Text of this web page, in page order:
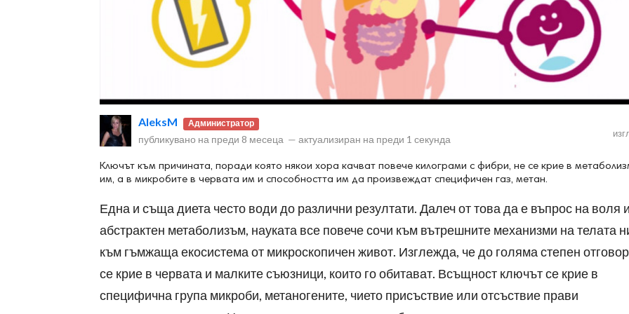
AleksM Администратор
публикувано на преди 8 месеца — актуализиран на преди 1 секунда
Ключът към причината, поради която някои хора качват повече килограми с фибри, не се крие в
им, а в микробите в червата им и способността им да произвеждат специфичен газ, метан.
Една и съща диета често води до различни резултати. Далеч от това да е въпрос на воля
абстрактен метаболизъм, науката все повече сочи към вътрешните механизми на телата
към гъмжаща екосистема от микроскопичен живот. Изглежда, че до голяма степен
се крие в червата и малките съюзници, които го обитават. Всъщност ключът се крие в
специфична група микроби, метаногените, чието присъствие или отсъствие прави